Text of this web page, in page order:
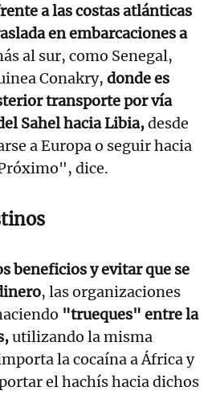
a las costas atlánticas
en embarcaciones a
al sur, como Senegal,
Conakry, donde es
transporte por vía
Sahel hacia Libia,desde
a Europa o seguir hacia
dice.
beneficios y evitar que se
, las organizaciones
"trueques" entre la
utilizando la misma
la cocaína a África y
el hachís hacia dichos